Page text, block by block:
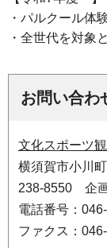
・パルクール体
・全世代を対象
お問い合わ
文化スポーツ
横須賀市小川
238-8550 企
電話番号：
ファクス：